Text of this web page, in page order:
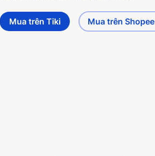
Mua trên Tiki Mua trên Shopee